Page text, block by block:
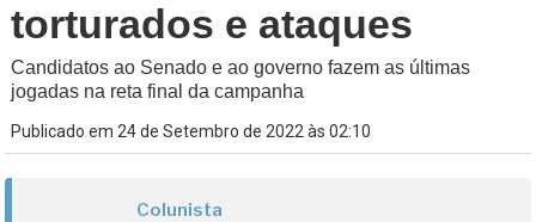
torturados e ataques
Candidatos ao Senado e ao governo fazem as últimas
jogadas na reta final da campanha
Publicado em 24 de Setembro de 2022 às 02:10
Colunista